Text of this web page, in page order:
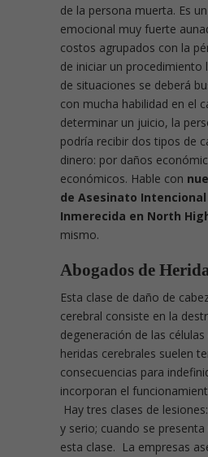
de la persona muerta. Es
emocional muy fuerte
costos agrupados con la
de iniciar un procedimiento
de situaciones se deberá
con mucha habilidad en el
determinar un juicio, la
podría recibir dos tipos de
dinero: por daños
económicos. Hable con
de Asesinato
Inmerecida en North
mismo.
Abogados de
Esta clase de daño de
cerebral consiste en la
degeneración de las
heridas cerebrales suelen
consecuencias para
incorporan el
Hay tres clases de
y serio; cuando se
esta clase. La empresas